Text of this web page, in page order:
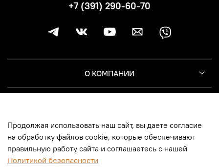
О КОМПАНИИ
ИНФОРМАЦИЯ
+7 (391) 290-60-70
Продолжая использовать наш сайт, вы даете согласие
на обработку файлов cookie, которые обеспечивают
правильную работу сайта и соглашаетесь с нашей
Политикой безопасности